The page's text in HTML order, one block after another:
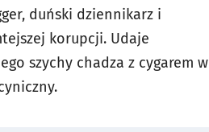
duński dziennikarz i
korupcji. Udaje
szychy chadza z cygarem w